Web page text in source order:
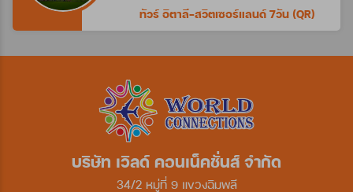
ทัวร์ อิตาลี-สวิตเซอร์แลนด์ 7วัน (QR)
บริษัท เวิลด์ คอนเน็คชั่นส์ จำกัด
34/2 หมู่ที่ 9 แขวงฉิมพลี